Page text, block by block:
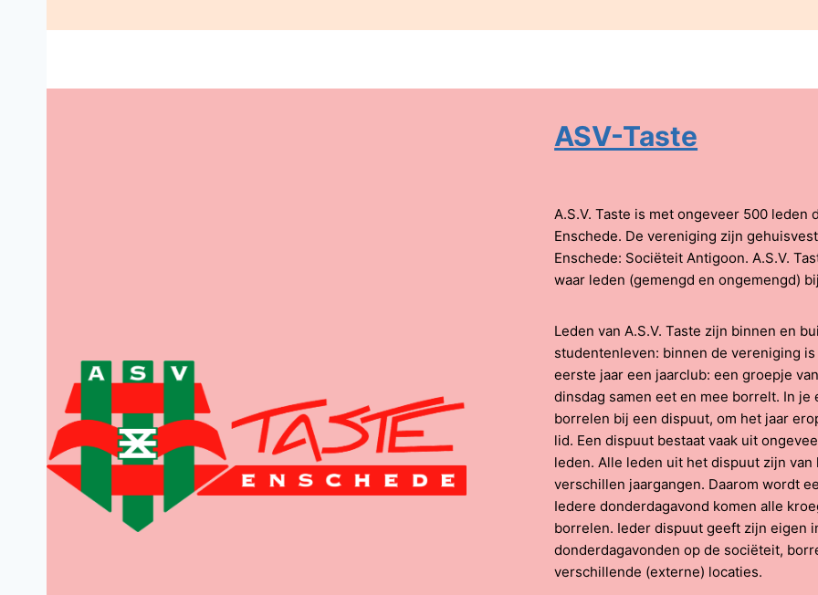
ASV-Taste
A.S.V. Taste is met ongeveer 500
Enschede. De vereniging zijn
Enschede: Sociëteit Antigoon. A.S.V.
waar leden (gemengd en ongemengd)
Leden van A.S.V. Taste zijn binnen en
studentenleven: binnen de vereniging
eerste jaar een jaarclub: een groepje
dinsdag samen eet en mee borrelt. In
borrelen bij een dispuut, om het jaar
lid. Een dispuut bestaat vaak uit
leden. Alle leden uit het dispuut zijn
verschillen jaargangen. Daarom wordt
Iedere donderdagavond komen alle
borrelen. Ieder dispuut geeft zijn eigen
donderdagavonden op de sociëteit,
verschillende (externe) locaties.